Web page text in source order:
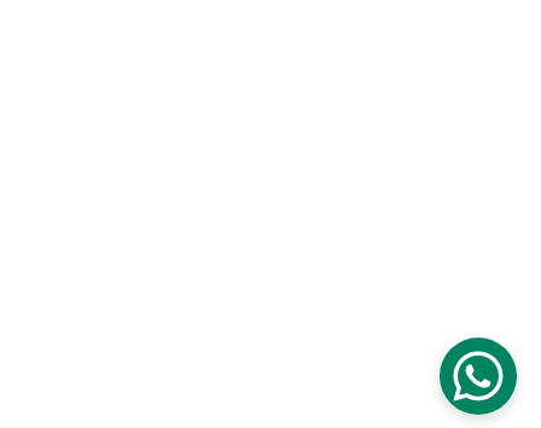
© 2025. All rights reserved. Created by